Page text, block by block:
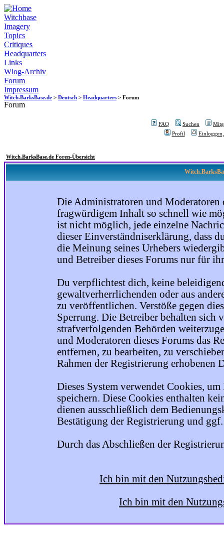
Witchbase
Imagery
Topics
Critiques
Headquarters
Links
Wlog-Archiv
Forum
Impressum
Witch.BarksBase.de > Deutsch > Headquarters > Forum
Forum
FAQ Suchen
Profil
Witch.BarksBase.de Foren-Übersicht
Die Administratoren und Moderatoren
fragwürdigem Inhalt so schnell wie
ist nicht möglich, jede einzelne
dieser Einverständniserklärung, dass
die Meinung seines Urhebers
und Betreiber dieses Forums nur für
Du verpflichtest dich, keine
gewaltverherrlichenden oder aus
zu veröffentlichen. Verstöße gegen
Sperrung. Die Betreiber behalten sich
strafverfolgenden Behörden
und Moderatoren dieses Forums das
entfernen, zu bearbeiten, zu
Rahmen der Registrierung erhobenen
Dieses System verwendet Cookies,
speichern. Diese Cookies enthalten
dienen ausschließlich dem
Bestätigung der Registrierung und ggf.
Durch das Abschließen der
Ich bin mit den
Ich bin mit den